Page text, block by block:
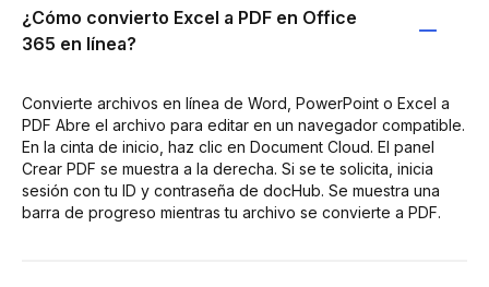
¿Cómo convierto Excel a PDF en Office
365 en línea?
Convierte archivos en línea de Word, PowerPoint o Excel a
PDF Abre el archivo para editar en un navegador compatible.
En la cinta de inicio, haz clic en Document Cloud. El panel
Crear PDF se muestra a la derecha. Si se te solicita, inicia
sesión con tu ID y contraseña de docHub. Se muestra una
barra de progreso mientras tu archivo se convierte a PDF.